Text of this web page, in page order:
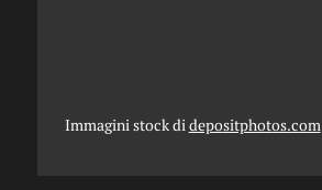
Immagini stock didepositphotos.com